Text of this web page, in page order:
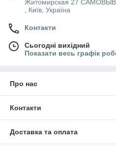
Житомирская 27
, Київ, Україна
Контакти
Сьогодні вихідний
Показати весь графік
Про нас
Контакти
Доставка та оплата